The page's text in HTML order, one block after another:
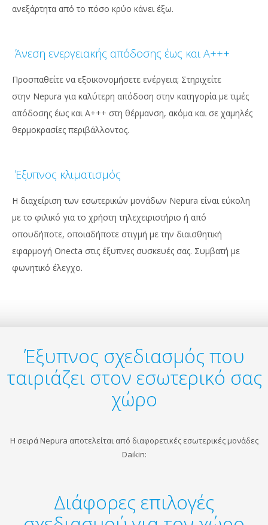
ανεξάρτητα από το πόσο κρύο κάνει έξω.
Άνεση ενεργειακής απόδοσης έως και Α+++
Προσπαθείτε να εξοικονομήσετε ενέργεια; Στηριχείτε
στην Nepura για καλύτερη απόδοση στην κατηγορία με τιμές
απόδοσης έως και Α+++ στη θέρμανση, ακόμα και σε χαμηλές
θερμοκρασίες περιβάλλοντος.
Έξυπνος κλιματισμός
Η διαχείριση των εσωτερικών μονάδων Nepura είναι εύκολη
με το φιλικό για το χρήστη τηλεχειριστήριο ή από
οπουδήποτε, οποιαδήποτε στιγμή με την διαισθητική
εφαρμογή Onecta στις έξυπνες συσκευές σας. Συμβατή με
φωνητικό έλεγχο.
Έξυπνος σχεδιασμός που
ταιριάζει στον εσωτερικό σας
χώρο
Η σειρά Nepura αποτελείται από διαφορετικές εσωτερικές μονάδες
Daikin:
Διάφορες επιλογές